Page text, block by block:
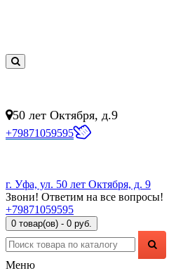
50 лет Октября, д.9
+79871059595
г. Уфа, ул. 50 лет Октября, д. 9
Звони! Ответим на все вопросы!
+79871059595
0 товар(ов) - 0 руб.
Меню